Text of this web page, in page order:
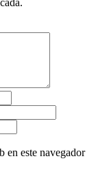
en este navegador